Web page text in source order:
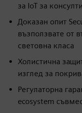
за IoT за
Доказан опит
възползвате от
световна класа
Холистична
изглед за
Регулаторна
ecosystem